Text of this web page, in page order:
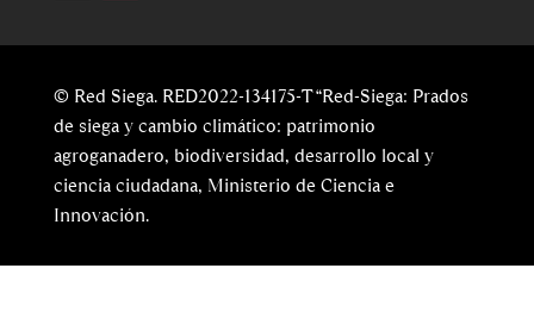
© Red Siega. RED2022-134175-T “Red-Siega: Prados
de siega y cambio climático: patrimonio
agroganadero, biodiversidad, desarrollo local y
ciencia ciudadana, Ministerio de Ciencia e
Innovación.